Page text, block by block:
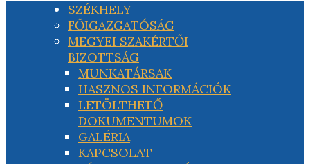
SZÉKHELY
FŐIGAZGATÓSÁG
MEGYEI SZAKÉRTŐI
BIZOTTSÁG
MUNKATÁRSAK
HASZNOS INFORMÁCIÓK
LETÖLTHETŐ
DOKUMENTUMOK
GALÉRIA
KAPCSOLAT